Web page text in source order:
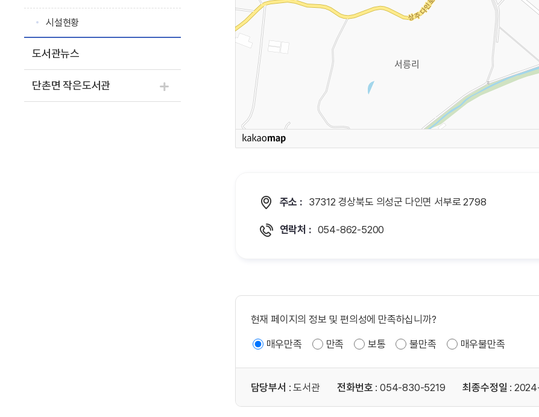
시설현황
도서관뉴스
단촌면 작은도서관
주소 : 37312 경상북도 의성군 다인면 서부로 2798
연락처 : 054-862-5200
현재 페이지의 정보 및 편의성에 만족하십니까?
매우만족 만족 보통 불만족 매우불만족
담당부서 : 도서관 전화번호 : 054-830-5219 최종수정일 :